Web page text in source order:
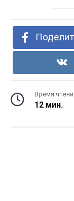
Время
12 мин.